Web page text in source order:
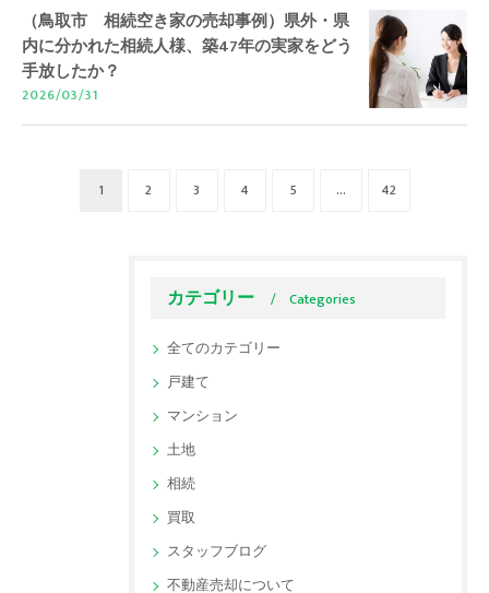
（鳥取市 相続空き家の売却事例）県外・県
内に分かれた相続人様、築47年の実家をどう
手放したか？
2026/03/31
1 2 3 4 5 ... 42
カテゴリー Categories
全てのカテゴリー
戸建て
マンション
土地
相続
買取
スタッフブログ
不動産売却について